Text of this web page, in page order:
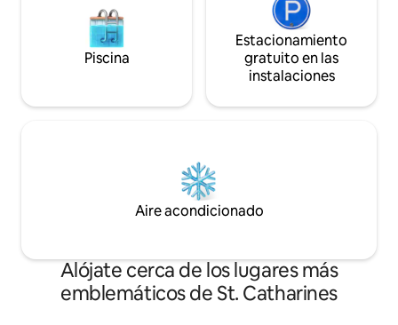
Piscina
Estacionamiento
gratuito en las
instalaciones
Aire acondicionado
Alójate cerca de los lugares más
emblemáticos de St. Catharines